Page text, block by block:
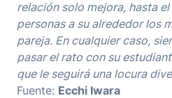
relación solo mejora, hasta
personas a su alrededor los
pareja. En cualquier caso,
pasar el rato con su
que le seguirá una locura
Fuente: Ecchi Iwara